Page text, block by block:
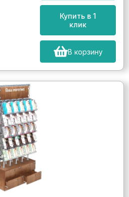
Купить в 1
клик
В корзину